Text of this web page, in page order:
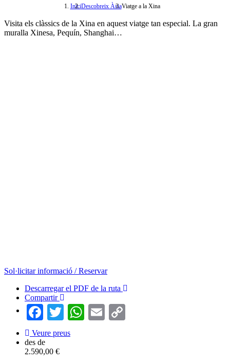
IniciDescobreix ÀsiaViatge a la Xina
Visita els clàssics de la Xina en aquest viatge tan especial. La gran
muralla Xinesa, Pequín, Shanghai…
Sol·licitar informació / Reservar
Descarregar el PDF de la ruta
Compartir
Facebook
TwitterWhatsApp
Email
Veure preus
des de
2.590,00 €